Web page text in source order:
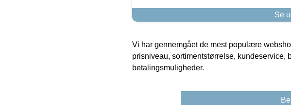
Se
Vi har gennemgået de mest populære
prisniveau, sortimentstørrelse, kundeservice,
betalingsmuligheder.